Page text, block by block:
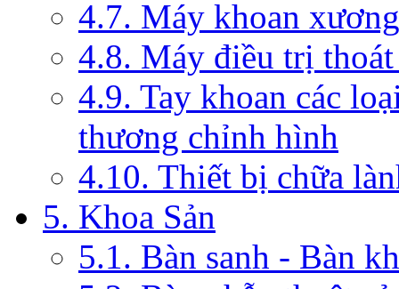
4.7. Máy khoan
4.8. Máy điều trị
4.9. Tay khoan các
thương chỉnh hình
4.10. Thiết bị chữa
5. Khoa Sản
5.1. Bàn sanh - Bàn